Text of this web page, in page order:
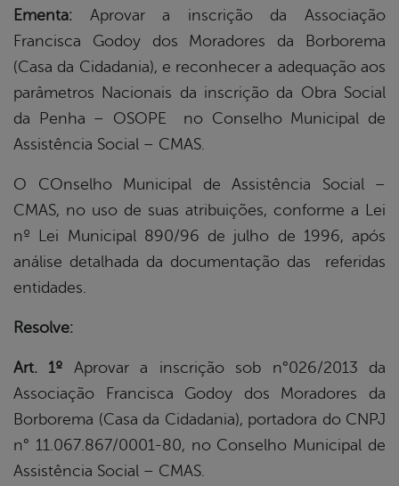
Ementa: Aprovar a inscrição da Associação
Francisca Godoy dos Moradores da Borborema
(Casa da Cidadania), e reconhecer a adequação aos
parâmetros Nacionais da inscrição da Obra Social
da Penha – OSOPE no Conselho Municipal de
Assistência Social – CMAS.
O COnselho Municipal de Assistência Social –
CMAS, no uso de suas atribuições, conforme a Lei
nº Lei Municipal 890/96 de julho de 1996, após
análise detalhada da documentação das referidas
entidades.
Resolve:
Art. 1º Aprovar a inscrição sob n°026/2013 da
Associação Francisca Godoy dos Moradores da
Borborema (Casa da Cidadania), portadora do CNPJ
n° 11.067.867/0001-80, no Conselho Municipal de
Assistência Social – CMAS.